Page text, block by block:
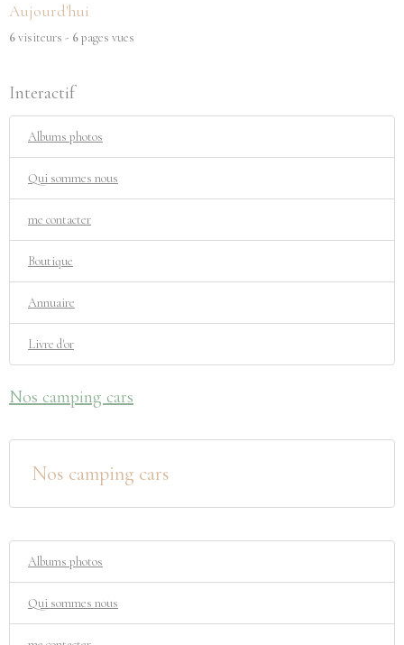
Aujourd'hui
6visiteurs - 6pages vues
Interactif
Albums photos
Qui sommes nous
me contacter
Boutique
Annuaire
Livre d'or
Nos camping cars
Nos camping cars
Albums photos
Qui sommes nous